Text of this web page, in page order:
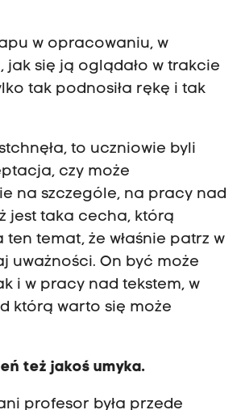
w opracowaniu, w
jak się ją oglądało w trakcie
tak podnosiła rękę i tak
to uczniowie byli
czy może
na szczególe, na pracy nad
jest taka cecha, którą
temat, że właśnie patrz w
uważności. On być może
i w pracy nad tekstem, w
którą warto się może
też jakoś umyka.
profesor była przede